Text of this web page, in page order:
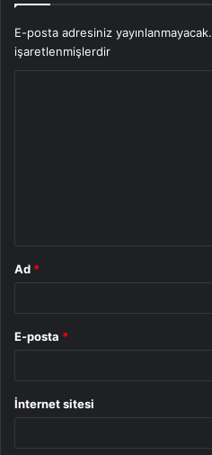
E-posta adresiniz yayınlanmayacak.
işaretlenmişlerdir
Ad *
E-posta *
İnternet sitesi